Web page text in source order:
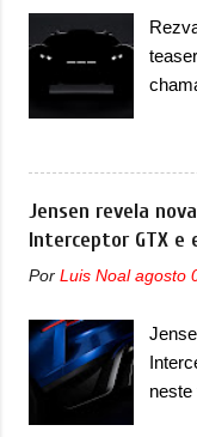
de
como
uma
12
carga
Jensen revela
Interceptor GTX
Por Luis Noal agosto
neste